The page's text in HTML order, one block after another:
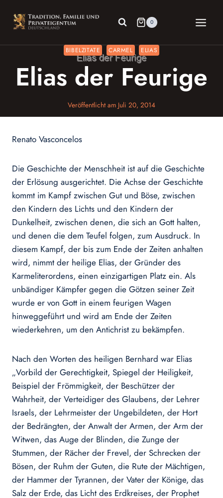
Inhalt
springen
0
BIBELZITATE CARMEL ELIAS
Elias der Feurige
Veröffentlicht am Juli 20, 2014
Renato Vasconcelos
Die Geschichte der Menschheit ist auf die Geschichte
der Erlösung ausgerichtet. Die Achse der Geschichte
kommt im Kampf zwischen Gut und Böse, zwischen
den Kindern des Lichts und den Kindern der
Dunkelheit, zwischen denen, die sich an Gott halten,
und denen die dem Teufel folgen, zum Ausdruck. In
diesem Kampf, der bis zum Ende der Zeiten anhalten
wird, nimmt der heilige Elias, der Gründer des
Karmeliterordens, einen einzigartigen Platz ein. Als
unbändiger Kämpfer gegen die Götzen seiner Zeit
wurde er von Gott in einem feurigen Wagen
hinweggeführt und wird am Ende der Zeiten
wiederkehren, um den Antichrist zu bekämpfen.
Nach den Worten des heiligen Bernhard war Elias
„Vorbild der Gerechtigkeit, Spiegel der Heiligkeit,
Beispiel der Frömmigkeit, der Beschützer der
Wahrheit, der Verteidiger des Glaubens, der Lehrer
Israels, der Lehrmeister der Ungebildeten, der Hort
der Bedrängten, der Anwalt der Armen, der Arm der
Witwen, das Auge der Blinden, die Zunge der
Stummen, der Rächer der Frevel, der Schrecken der
Bösen, der Ruhm der Guten, die Rute der Mächtigen,
der Hammer der Tyrannen, der Vater der Könige, das
Salz der Erde, das Licht des Erdkreises, der Prophet